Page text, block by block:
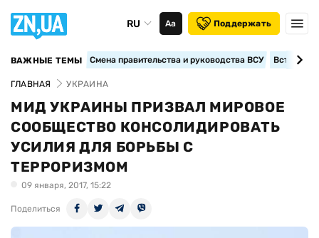
RU Аа Поддержать
ВАЖНЫЕ ТЕМЫ Смена правительства и руководства ВСУ
ГЛАВНАЯ УКРАИНА
МИД УКРАИНЫ ПРИЗВАЛ МИРОВОЕ
СООБЩЕСТВО КОНСОЛИДИРОВАТЬ
УСИЛИЯ ДЛЯ БОРЬБЫ С
ТЕРРОРИЗМОМ
09 января, 2017, 15:22
Поделиться